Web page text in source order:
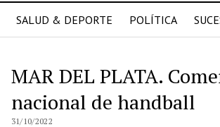
SALUD & DEPORTE POLÍTICA
MAR DEL PLATA.
nacional de handball
31/10/2022